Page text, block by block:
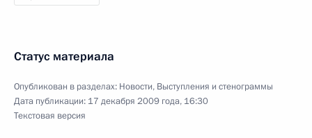
Статус материала
Опубликован в разделах: Новости, Выступления и стенограммы
Дата публикации: 17 декабря 2009 года, 16:30
Текстовая версия